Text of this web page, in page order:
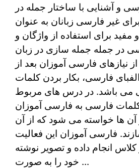
و آشنایی با ساختار جمله در
غیر فارسی زبانان به عنوان
مفید برای استفاده از واژگان و
در جمله جمله سازی در زبان
نیازهای فارسی آموزان بعد از
فارسی، بکار بردن کلمات
می باشد. در درس های مربوط
فارسی به فارسی آموزان
آن ها خواسته می شود که از آن
فارسی آموزان این فعالیت
انجام داده و تصویر نوشته
خود را به صورت ...